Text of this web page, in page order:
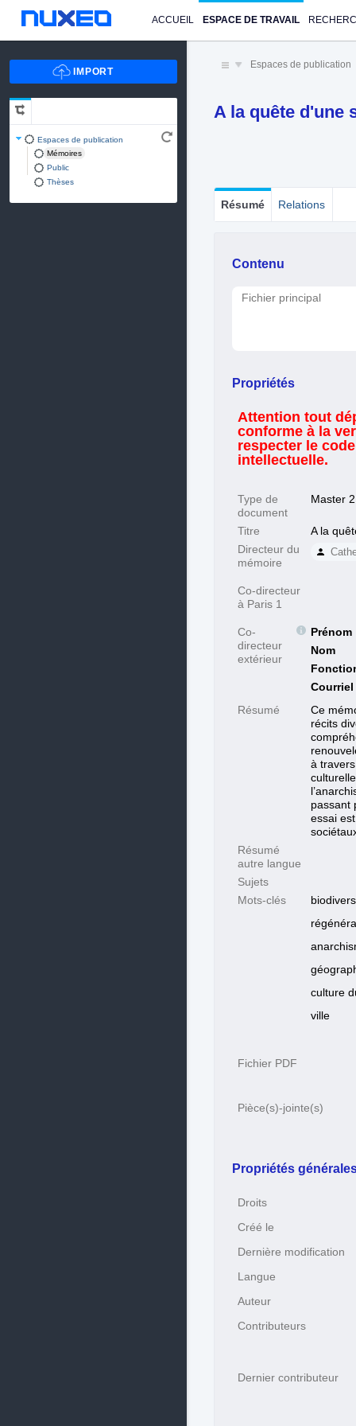
ACCUEIL ESPACE DE TRAVAIL
Espaces de publication
Mémoires
Public
Thèses
Espaces de publication
A la quête d'une
Résumé Relations
Contenu
Fichier principal
Propriétés
Attention tout
conforme à la
respecter le
intellectuelle.
Type de
document
Master
Titre
A la
Directeur du
mémoire
Co-directeur
à Paris 1
Co-
directeur
extérieur
Prénom
Nom
Courriel
Résumé
Ce
récits
à
passant
essai
Résumé
autre langue
Sujets
Mots-clés
culture
ville
Fichier PDF
Pièce(s)-jointe(s)
Propriétés
Droits
Créé le
Dernière modification
Langue
Auteur
Contributeurs
Dernier contributeur